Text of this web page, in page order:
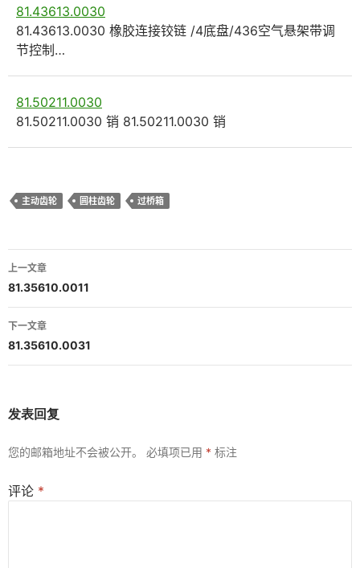
81.43613.0030
81.43613.0030 橡胶连接铰链 /4底盘/436空气悬架带调
节控制…
81.50211.0030
81.50211.0030 销 81.50211.0030 销
主动齿轮 圆柱齿轮 过桥箱
文
章
导
航
上一文章
81.35610.0011
下一文章
81.35610.0031
发表回复
您的邮箱地址不会被公开。 必填项已用 * 标注
评论 *